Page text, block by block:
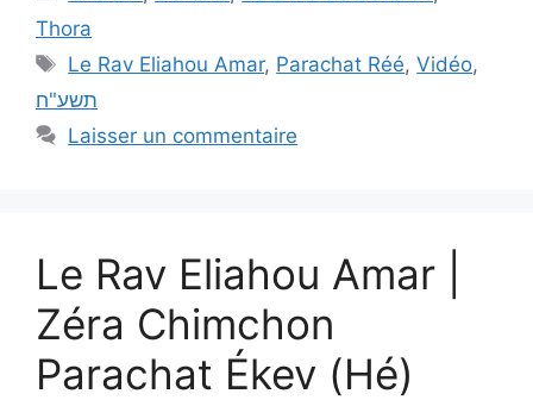
Thora
Le Rav Eliahou Amar, Parachat Réé,Vidéo,
תשע"ח
Laisser un commentaire
Le Rav Eliahou Amar |
Zéra Chimchon
Parachat Ékev (Hé)